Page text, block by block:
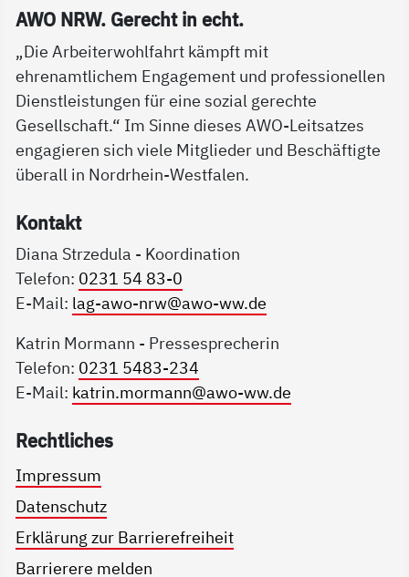
AWO NRW. Ge­recht in echt.
„Die Arbeiterwohlfahrt kämpft mit
ehrenamtlichem Engagement und professionellen
Dienstleistungen für eine sozial gerechte
Gesellschaft.“ Im Sinne dieses AWO-Leitsatzes
engagieren sich viele Mitglieder und Beschäftigte
überall in Nordrhein-Westfalen.
Kon­takt
Diana Strzedula - Koordination
Telefon: 0231 54 83-0
E-Mail: lag-awo-nrw@awo-ww.de
Katrin Mormann - Pressesprecherin
Telefon: 0231 5483-234
E-Mail: katrin.mormann@awo-ww.de
Recht­li­ches
Impressum
Datenschutz
Erklärung zur Barrierefreiheit
Barrierere melden